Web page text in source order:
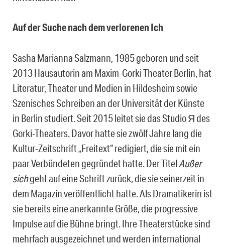
Auf der Suche nach dem verlorenen Ich
Sasha Marianna Salzmann, 1985 geboren und seit
2013 Hausautorin am Maxim-Gorki Theater Berlin, hat
Literatur, Theater und Medien in Hildesheim sowie
Szenisches Schreiben an der Universität der Künste
in Berlin studiert. Seit 2015 leitet sie das Studio Я des
Gorki-Theaters. Davor hatte sie zwölf Jahre lang die
Kultur-Zeitschrift „Freitext“ redigiert, die sie mit ein
paar Verbündeten gegründet hatte. Der Titel Außer
sichgeht auf eine Schrift zurück, die sie seinerzeit in
dem Magazin veröffentlicht hatte. Als Dramatikerin ist
sie bereits eine anerkannte Größe, die progressive
Impulse auf die Bühne bringt. Ihre Theaterstücke sind
mehrfach ausgezeichnet und werden international